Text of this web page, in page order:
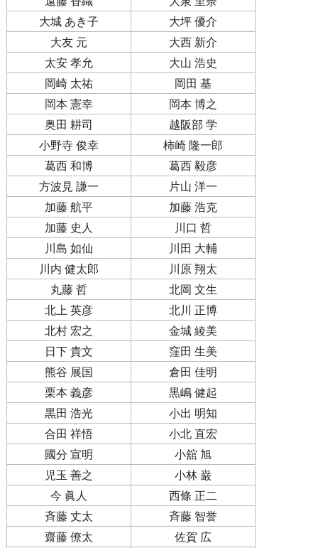
大城 あき子
大坪 優介
大友 元
大西 新介
太安 孝允
大山 浩史
岡崎 太祐
岡田 基
岡本 憲幸
岡本 博之
奥田 耕司
越阪部 学
小野寺 俊幸
柿崎 隆一郎
葛西 和博
葛西 毅彦
方波見 謙一
片山 洋一
加藤 航平
加藤 浩克
加藤 史人
川口 哲
川島 如仙
川田 大輔
川内 健太郎
川原 翔太
丸藤 哲
北岡 文生
北上 英彦
北川 正博
北村 宏之
金城 綾美
日下 貴文
窪田 生美
熊谷 展国
倉田 佳明
栗本 義彦
黒嶋 健起
黒田 浩光
小出 明知
合田 祥悟
小北 直宏
國分 宣明
小舘 旭
児玉 善之
小林 巌
今 眞人
西條 正二
斉藤 丈太
斉藤 智誉
齋藤 僚太
佐賀 広